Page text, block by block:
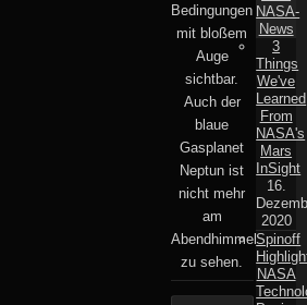
Bedingungen
mit bloßem
Auge
sichtbar.
Auch der
blaue
Gasplanet
Neptun ist
nicht mehr
am
Abendhimmel
zu sehen.
NASA-
News
3
Things
We've
Learned
From
NASA's
Mars
InSight
16.
2020
Spinoff
NASA